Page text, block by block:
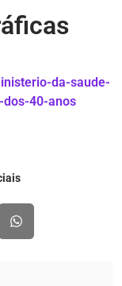
da-saude-
40-anos